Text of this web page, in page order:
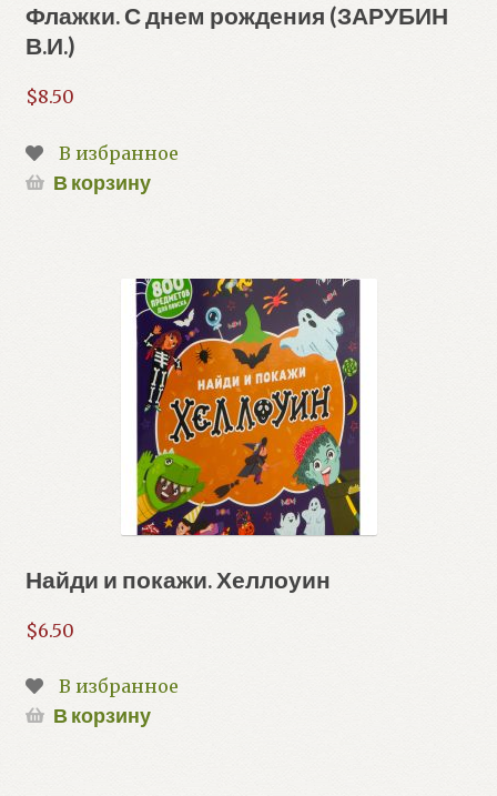
Флажки. С днем рождения (ЗАРУБИН
В.И.)
$8.50
В избранное
В корзину
Найди и покажи. Хеллоуин
$6.50
В избранное
В корзину